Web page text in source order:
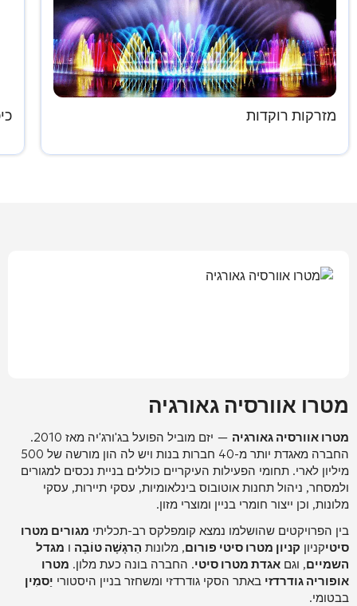
מזרקות רוקדות
מטרו אוורסיה גאורגיה
מטרו אוורסיה גאורגיה — יזם מוביל הפועל בג'ורג'יה מאז 2010.
החברה מאגדת יותר מ-40 חברות בנות ויש לה הון מורשה של 500
מיליון לארי. תחומי הפעילות העיקריים כוללים בניית נכסים למגורים
ולמסחר, ניהול תחנות אוטובוס בינלאומיות, עסקי תיירות, עסקי
מלונות, וכן ייצור חומרי בניין ומוצרי מזון.
בין הפרויקטים שהושלמו נמצא קומפלקס רב-תכליתי מגורים מטרו
סיטיקניון קניון מטרו סיטי פורום, מלונות הַרגָשָׁה טוֹבָה ו מגדל
השמיים, וגם אגדת מטרו סיטי. החברה בונה כעת מלון. מטרו
אופוריה גודרדזי באתר הסקי גודרדזי ומשחזר בניין היסטורי יַסמִין
בבטומי.